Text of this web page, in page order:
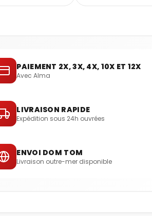
PAIEMENT 2X, 3X, 4X, 10X ET 12X
Avec Alma
LIVRAISON RAPIDE
Expédition sous 24h ouvrées
ENVOI DOM TOM
Livraison outre-mer disponible